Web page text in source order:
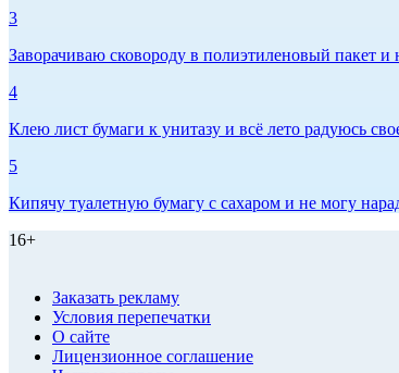
3
Заворачиваю сковороду в полиэтиленовый пакет и
4
Клею лист бумаги к унитазу и всё лето радуюсь
5
Кипячу туалетную бумагу с сахаром и не могу
16+
Заказать рекламу
Условия перепечатки
О сайте
Лицензионное соглашение